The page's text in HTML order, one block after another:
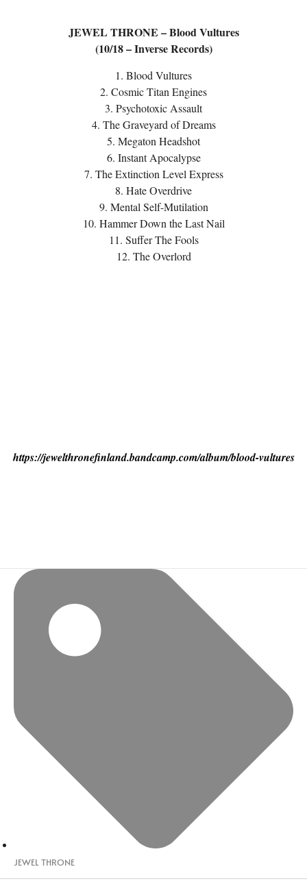
JEWEL THRONE – Blood Vultures
(10/18 – Inverse Records)
1. Blood Vultures
2. Cosmic Titan Engines
3. Psychotoxic Assault
4. The Graveyard of Dreams
5. Megaton Headshot
6. Instant Apocalypse
7. The Extinction Level Express
8. Hate Overdrive
9. Mental Self-Mutilation
10. Hammer Down the Last Nail
11. Suffer The Fools
12. The Overlord
https://jewelthronefinland.bandcamp.com/album/blood-vultures
JEWEL THRONE